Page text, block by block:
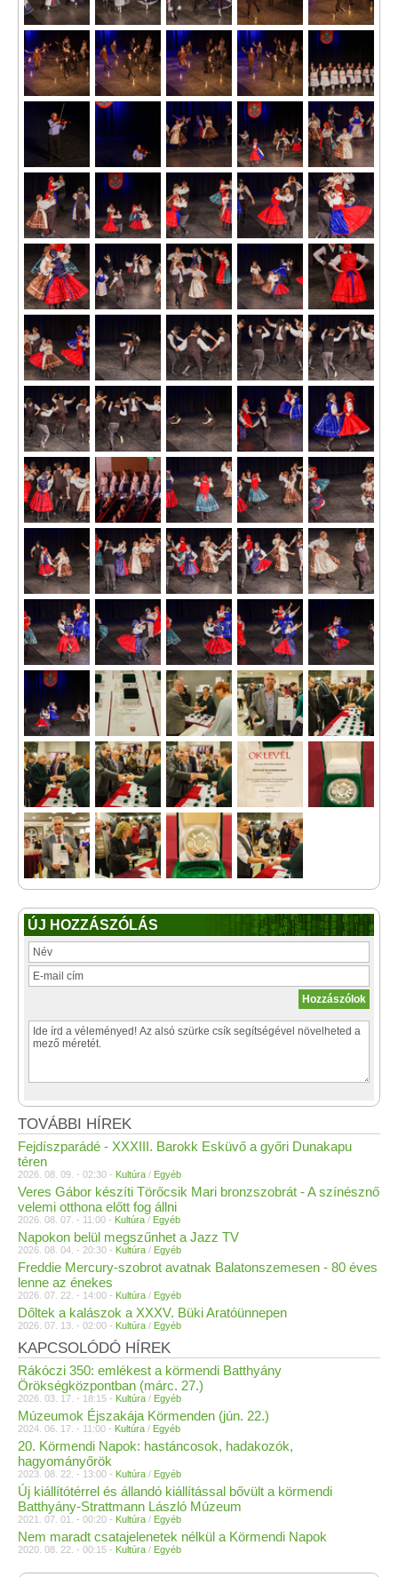
ÚJ HOZZÁSZÓLÁS
TOVÁBBI HÍREK
Fejdíszparádé - XXXIII. Barokk Esküvő a győri Dunakapu
téren
2026. 08. 09. - 02:30 - Kultúra / Egyéb
Veres Gábor készíti Törőcsik Mari bronzszobrát - A színésznő
velemi otthona előtt fog állni
2026. 08. 07. - 11:00 - Kultúra / Egyéb
Napokon belül megszűnhet a Jazz TV
2026. 08. 04. - 20:30 - Kultúra / Egyéb
Freddie Mercury-szobrot avatnak Balatonszemesen - 80 éves
lenne az énekes
2026. 07. 22. - 14:00 - Kultúra / Egyéb
Dőltek a kalászok a XXXV. Büki Aratóünnepen
2026. 07. 13. - 02:00 - Kultúra / Egyéb
KAPCSOLÓDÓ HÍREK
Rákóczi 350: emlékest a körmendi Batthyány
Örökségközpontban (márc. 27.)
2026. 03. 17. - 18:15 - Kultúra / Egyéb
Múzeumok Éjszakája Körmenden (jún. 22.)
2024. 06. 17. - 11:00 - Kultúra / Egyéb
20. Körmendi Napok: hastáncosok, hadakozók,
hagyományőrök
2023. 08. 22. - 13:00 - Kultúra / Egyéb
Új kiállítótérrel és állandó kiállítással bővült a körmendi
Batthyány-Strattmann László Múzeum
2021. 07. 01. - 00:20 - Kultúra / Egyéb
Nem maradt csatajelenetek nélkül a Körmendi Napok
2020. 08. 22. - 00:15 - Kultúra / Egyéb